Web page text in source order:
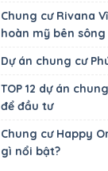
Chung cư Rivana
hoàn mỹ bên sông
Dự án chung cư
TOP 12 dự án
để đầu tư
Chung cư Happy
gì nổi bật?